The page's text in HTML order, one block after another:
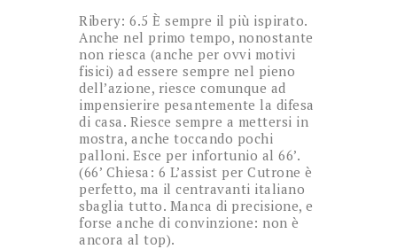
Ribery: 6.5 È sempre il più ispirato.
Anche nel primo tempo, nonostante
non riesca (anche per ovvi motivi
fisici) ad essere sempre nel pieno
dell’azione, riesce comunque ad
impensierire pesantemente la difesa
di casa. Riesce sempre a mettersi in
mostra, anche toccando pochi
palloni. Esce per infortunio al 66’.
(66’ Chiesa: 6 L’assist per Cutrone è
perfetto, ma il centravanti italiano
sbaglia tutto. Manca di precisione, e
forse anche di convinzione: non è
ancora al top).